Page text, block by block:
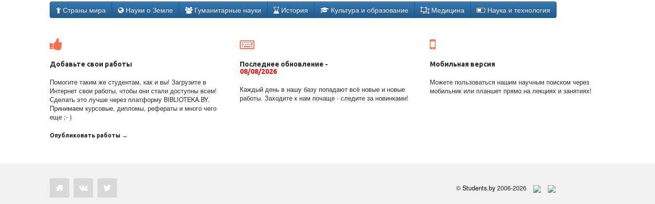
Страны мира Науки о Земле Гуманитарные науки История Культура и образование Медицина Наука и технология
Добавьте свои работы
Помогите таким же студентам, как и вы! Загрузите в
Интернет свои работы, чтобы они стали доступны всем!
Сделать это лучше через платформу BIBLIOTEKA.BY.
Принимаем курсовые, дипломы, рефераты и много чего
еще ;- )
Опубликовать работы →
Последнее обновление -
08/08/2026
Каждый день в нашу базу попадают всё новые и новые
работы. Заходите к нам почаще - следите за новинками!
Мобильная версия
Можете пользоваться нашим научным поиском через
мобильник или планшет прямо на лекциях и занятиях!
© Students.by 2006-2026